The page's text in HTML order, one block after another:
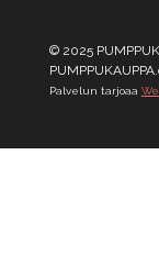
© 2025
Palvelun tarjoaa